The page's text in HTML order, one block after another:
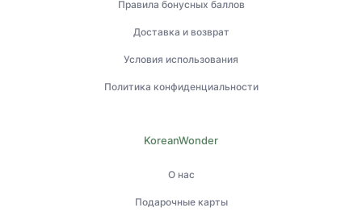
Правила бонусных баллов
Доставка и возврат
Условия использования
Политика конфиденциальности
KoreanWonder
О нас
Подарочные карты